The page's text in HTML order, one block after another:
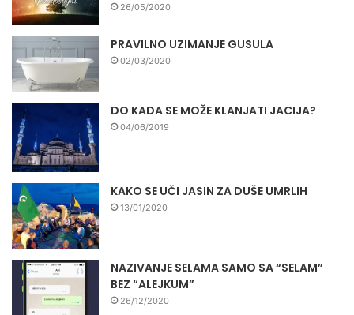
26/05/2020
PRAVILNO UZIMANJE GUSULA
02/03/2020
DO KADA SE MOŽE KLANJATI JACIJA?
04/06/2019
KAKO SE UČI JASIN ZA DUŠE UMRLIH
13/01/2020
NAZIVANJE SELAMA SAMO SA “SELAM”
BEZ “ALEJKUM”
26/12/2020